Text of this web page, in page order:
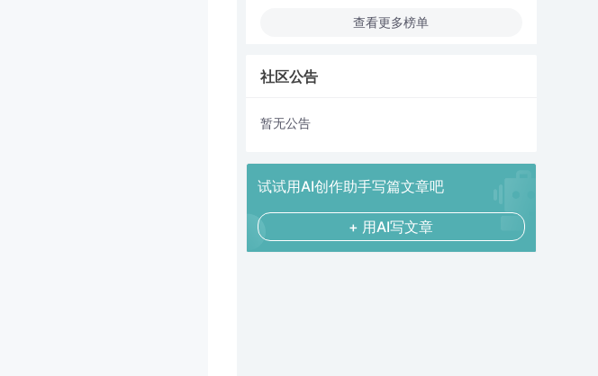
查看更多榜单
社区公告
暂无公告
试试用AI创作助手写篇文章吧
+ 用AI写文章